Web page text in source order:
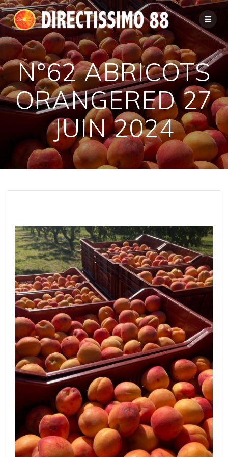
Passer
au
contenu
N°62 ABRICOTS
ORANGERED 27
JUIN 2024